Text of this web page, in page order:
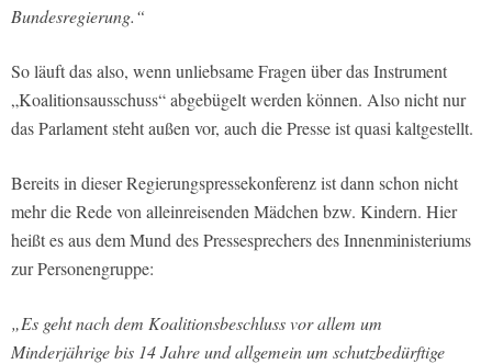
Bundesregierung.“
So läuft das also, wenn unliebsame Fragen über das Instrument
„Koalitionsausschuss“ abgebügelt werden können. Also nicht nur
das Parlament steht außen vor, auch die Presse ist quasi kaltgestellt.
Bereits in dieser Regierungspressekonferenz ist dann schon nicht
mehr die Rede von alleinreisenden Mädchen bzw. Kindern. Hier
heißt es aus dem Mund des Pressesprechers des Innenministeriums
zur Personengruppe:
„Es geht nach dem Koalitionsbeschluss vor allem um
Minderjährige bis 14 Jahre und allgemein um schutzbedürftige